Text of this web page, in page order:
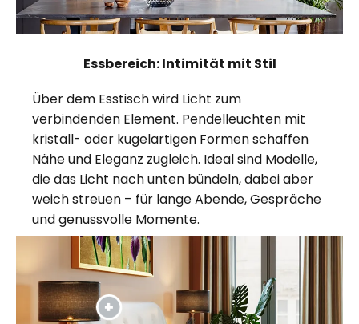
Essbereich: Intimität mit Stil
Über dem Esstisch wird Licht zum
verbindenden Element. Pendelleuchten mit
kristall- oder kugelartigen Formen schaffen
Nähe und Eleganz zugleich. Ideal sind Modelle,
die das Licht nach unten bündeln, dabei aber
weich streuen – für lange Abende, Gespräche
und genussvolle Momente.